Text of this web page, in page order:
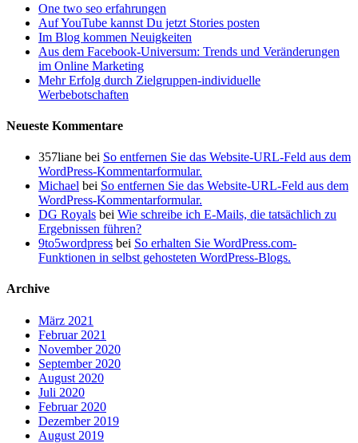
One two seo erfahrungen
Auf YouTube kannst Du jetzt Stories posten
Im Blog kommen Neuigkeiten
Aus dem Facebook-Universum: Trends und Veränderungen
im Online Marketing
Mehr Erfolg durch Zielgruppen-individuelle
Werbebotschaften
Neueste Kommentare
357liane bei So entfernen Sie das Website-URL-Feld aus dem
WordPress-Kommentarformular.
Michael bei So entfernen Sie das Website-URL-Feld aus dem
WordPress-Kommentarformular.
DG Royals bei Wie schreibe ich E-Mails, die tatsächlich zu
Ergebnissen führen?
9to5wordpress bei So erhalten Sie WordPress.com-
Funktionen in selbst gehosteten WordPress-Blogs.
Archive
März 2021
Februar 2021
November 2020
September 2020
August 2020
Juli 2020
Februar 2020
Dezember 2019
August 2019